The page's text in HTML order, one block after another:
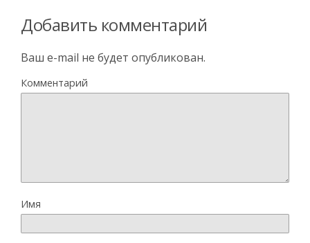
Добавить комментарий
Ваш e-mail не будет опубликован.
Комментарий
Имя